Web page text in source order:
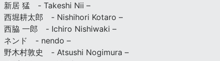
新居 猛 - Takeshi Nii –
西堀耕太郎 - Nishihori Kotaro –
西脇 一郎 - Ichiro Nishiwaki –
ネンド - nendo –
野木村敦史 - Atsushi Nogimura –